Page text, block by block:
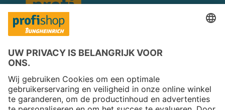
Copyright © 2026 Jungheinrich PROFISHOP